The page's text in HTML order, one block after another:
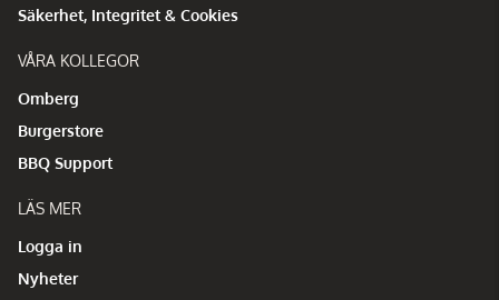
Säkerhet, Integritet & Cookies
VÅRA KOLLEGOR
Omberg
Burgerstore
BBQ Support
LÄS MER
Logga in
Nyheter